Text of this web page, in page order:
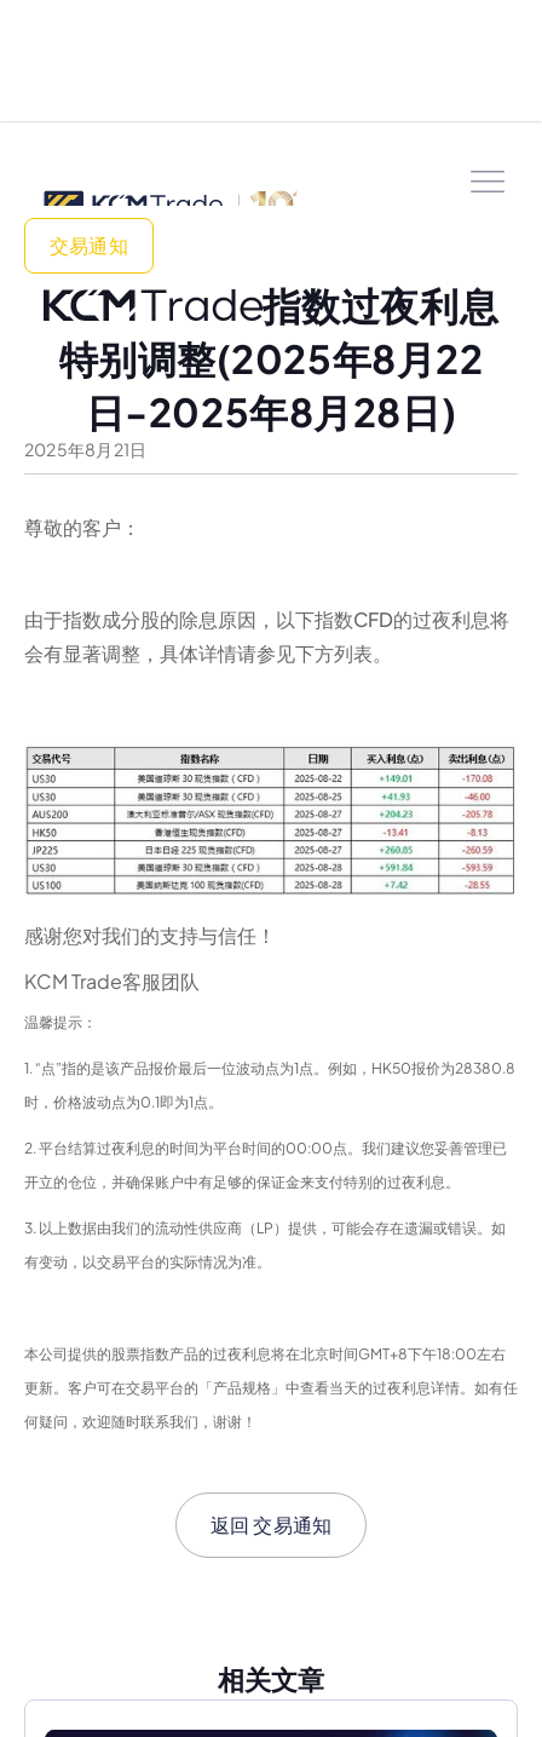
交易通知
指数过夜利息
特别调整(2025年8月22
日-2025年8月28日)
2025年8 月 21日
尊敬的客户：
由于指数成分股的除息原因，以下指数CFD的过夜利息将
会有显著调整，具体详情请参见下方列表。
感谢您对我们的支持与信任！
KCM Trade客服团队
温馨提示：
1. “点”指的是该产品报价最后一位波动点为1点。例如，HK50报价为28380.8
时，价格波动点为0.1即为1点。
2. 平台结算过夜利息的时间为平台时间的00:00点。我们建议您妥善管理已
开立的仓位，并确保账户中有足够的保证金来支付特别的过夜利息。
3. 以上数据由我们的流动性供应商（LP）提供，可能会存在遗漏或错误。如
有变动，以交易平台的实际情况为准。
本公司提供的股票指数产品的过夜利息将在北京时间GMT+8下午18:00左右
更新。客户可在交易平台的「产品规格」中查看当天的过夜利息详情。如有任
何疑问，欢迎随时联系我们，谢谢！
返回交易通知
相关文章